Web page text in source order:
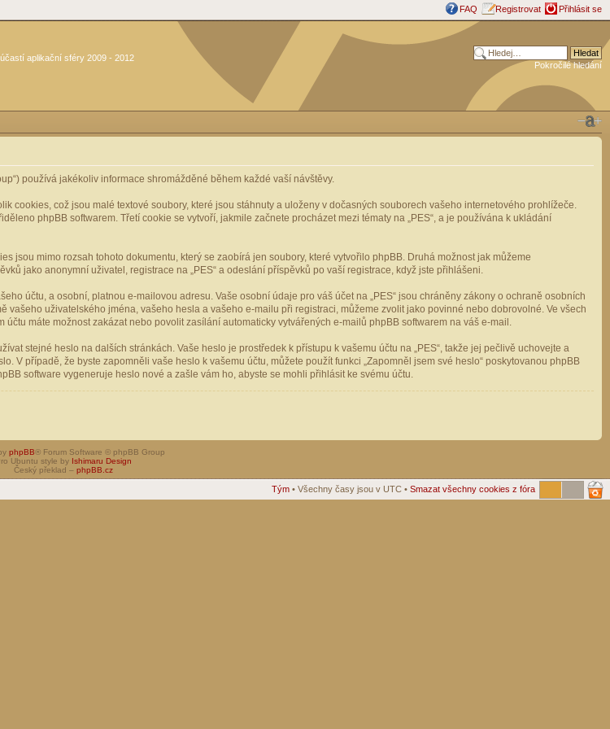
FAQ Registrovat Přihlásit se
aplikační sféry 2009 - 2012
Pokročilé hledání
používá jakékoliv informace shromážděné během každé vaší návštěvy.
cookies, což jsou malé textové soubory, které jsou stáhnuty a uloženy v dočasných souborech vašeho internetového prohlížeče.
phpBB softwarem. Třetí cookie se vytvoří, jakmile začnete procházet mezi tématy na „PES“, a je používána k ukládání
jsou mimo rozsah tohoto dokumentu, který se zaobírá jen soubory, které vytvořilo phpBB. Druhá možnost jak můžeme
jako anonymní uživatel, registrace na „PES“ a odeslání příspěvků po vaší registrace, když jste přihlášeni.
účtu, a osobní, platnou e-mailovou adresu. Vaše osobní údaje pro váš účet na „PES“ jsou chráněny zákony o ochraně osobních
uživatelského jména, vašeho hesla a vašeho e-mailu při registraci, můžeme zvolit jako povinné nebo dobrovolné. Ve všech
máte možnost zakázat nebo povolit zasílání automaticky vytvářených e-mailů phpBB softwarem na váš e-mail.
stejné heslo na dalších stránkách. Vaše heslo je prostředek k přístupu k vašemu účtu na „PES“, takže jej pečlivě uchovejte a
V případě, že byste zapomněli vaše heslo k vašemu účtu, můžete použít funkci „Zapomněl jsem své heslo“ poskytovanou phpBB
software vygeneruje heslo nové a zašle vám ho, abyste se mohli přihlásit ke svému účtu.
phpBB® Forum Software © phpBB Group
Ubuntu style by Ishimaru Design
Český překlad – phpBB.cz
Tým • Všechny časy jsou v UTC • Smazat všechny cookies z fóra